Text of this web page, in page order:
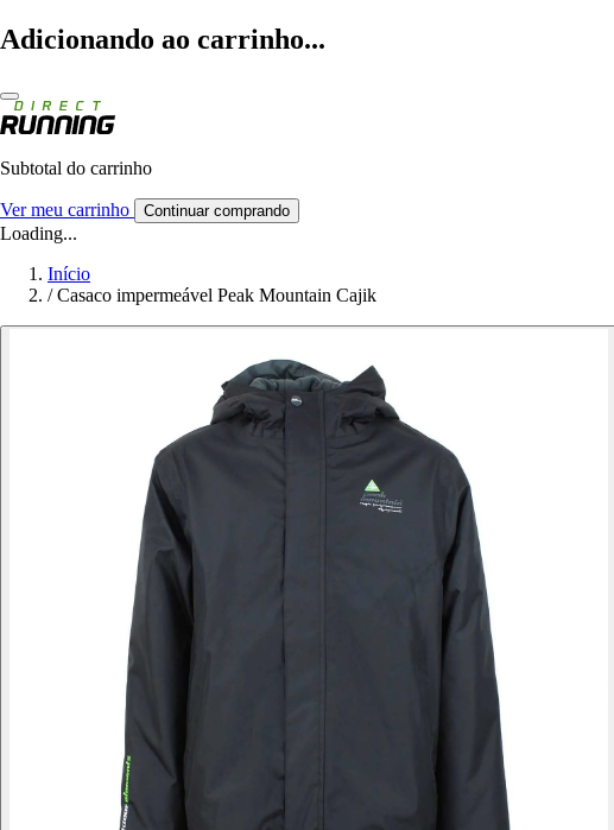
Adicionando ao carrinho...
Subtotal do carrinho
Ver meu carrinho Continuar comprando
Loading...
Início
/ Casaco impermeável Peak Mountain Cajik